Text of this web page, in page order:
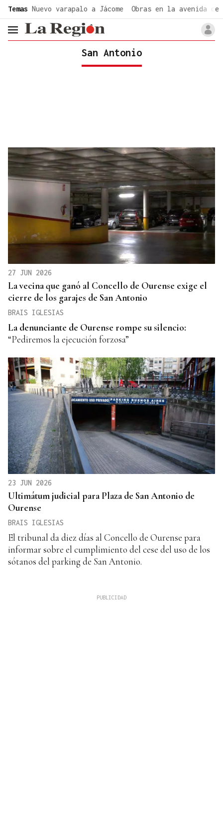
Temas Nuevo varapalo a Jácome Obras en la avenida de
header.menu.open
San Antonio
27 JUN 2026
La vecina que ganó al Concello de Ourense exige el
cierre de los garajes de San Antonio
BRAIS IGLESIAS
La denunciante de Ourense rompe su silencio:
“Pediremos la ejecución forzosa”
23 JUN 2026
Ultimátum judicial para Plaza de San Antonio de
Ourense
BRAIS IGLESIAS
El tribunal da diez días al Concello de Ourense para
informar sobre el cumplimiento del cese del uso de los
sótanos del parking de San Antonio.